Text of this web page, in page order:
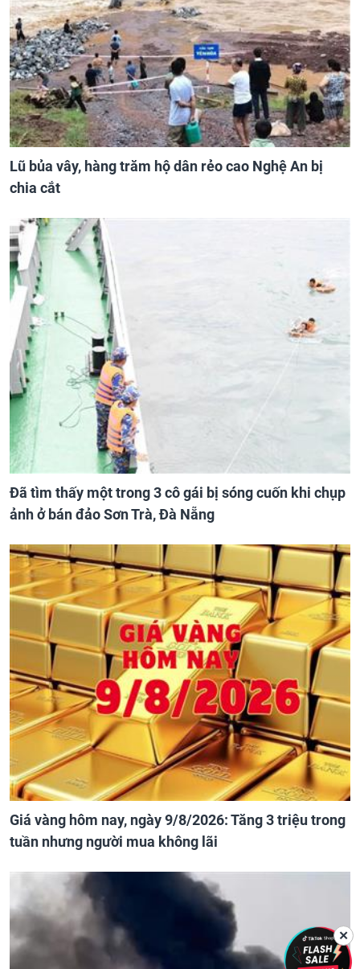
Lũ bủa vây, hàng trăm hộ dân rẻo cao Nghệ An bị
chia cắt
Đã tìm thấy một trong 3 cô gái bị sóng cuốn khi chụp
ảnh ở bán đảo Sơn Trà, Đà Nẵng
Giá vàng hôm nay, ngày 9/8/2026: Tăng 3 triệu trong
tuần nhưng người mua không lãi
✕